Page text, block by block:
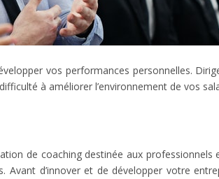
vos performances personnelles.
à améliorer l’environnement de vos
de coaching destinée aux
d’innover et de développer votre